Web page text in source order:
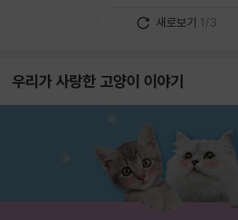
새로보기 1/3
우리가 사랑한 고양이 이야기